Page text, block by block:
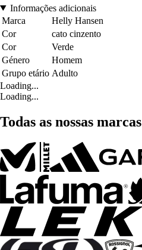
Informações adicionais
Marca
Helly Hansen
Cor
cato cinzento
Cor
Verde
Género
Homem
Grupo etário Adulto
Loading...
Loading...
Todas as nossas marcas